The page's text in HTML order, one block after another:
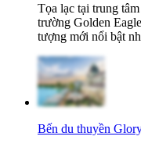
Tọa lạc tại trung
trường Golden
tượng mới nổi bật
Bến du thuyền